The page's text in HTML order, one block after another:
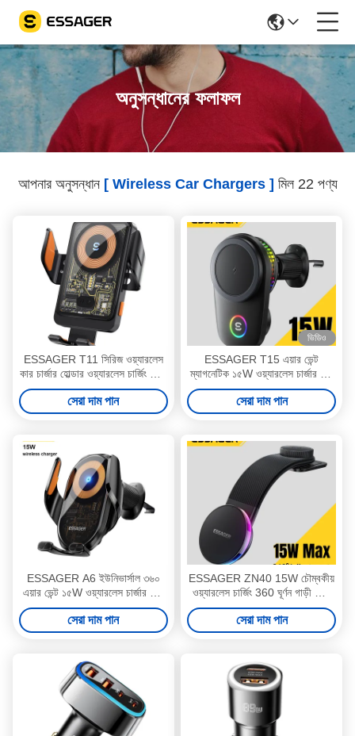
অনুসন্ধানের ফলাফল
আপনার অনুসন্ধান [ Wireless Car Chargers ] মিল 22 পণ্য
ESSAGER T11 সিরিজ ওয়্যারলেস
কার চার্জার হোল্ডার ওয়্যারলেস চার্জিং ফোন
স্ট্যান্ড 5V/2A
সেরা দাম পান
ভিডিও
ESSAGER T15 এয়ার ভেন্ট
ম্যাগনেটিক ১৫W ওয়্যারলেস চার্জার কার
মোবাইল ফোন স্ট্যান্ড হোল্ডার
সেরা দাম পান
ESSAGER A6 ইউনিভার্সাল ৩৬০
এয়ার ভেন্ট ১৫W ওয়্যারলেস চার্জার কার
ফোন হোল্ডার
সেরা দাম পান
ESSAGER ZN40 15W চৌম্বকীয়
ওয়্যারলেস চার্জিং 360 ঘূর্ণন গাড়ী ফোন
ধারক মাউন্ট
সেরা দাম পান